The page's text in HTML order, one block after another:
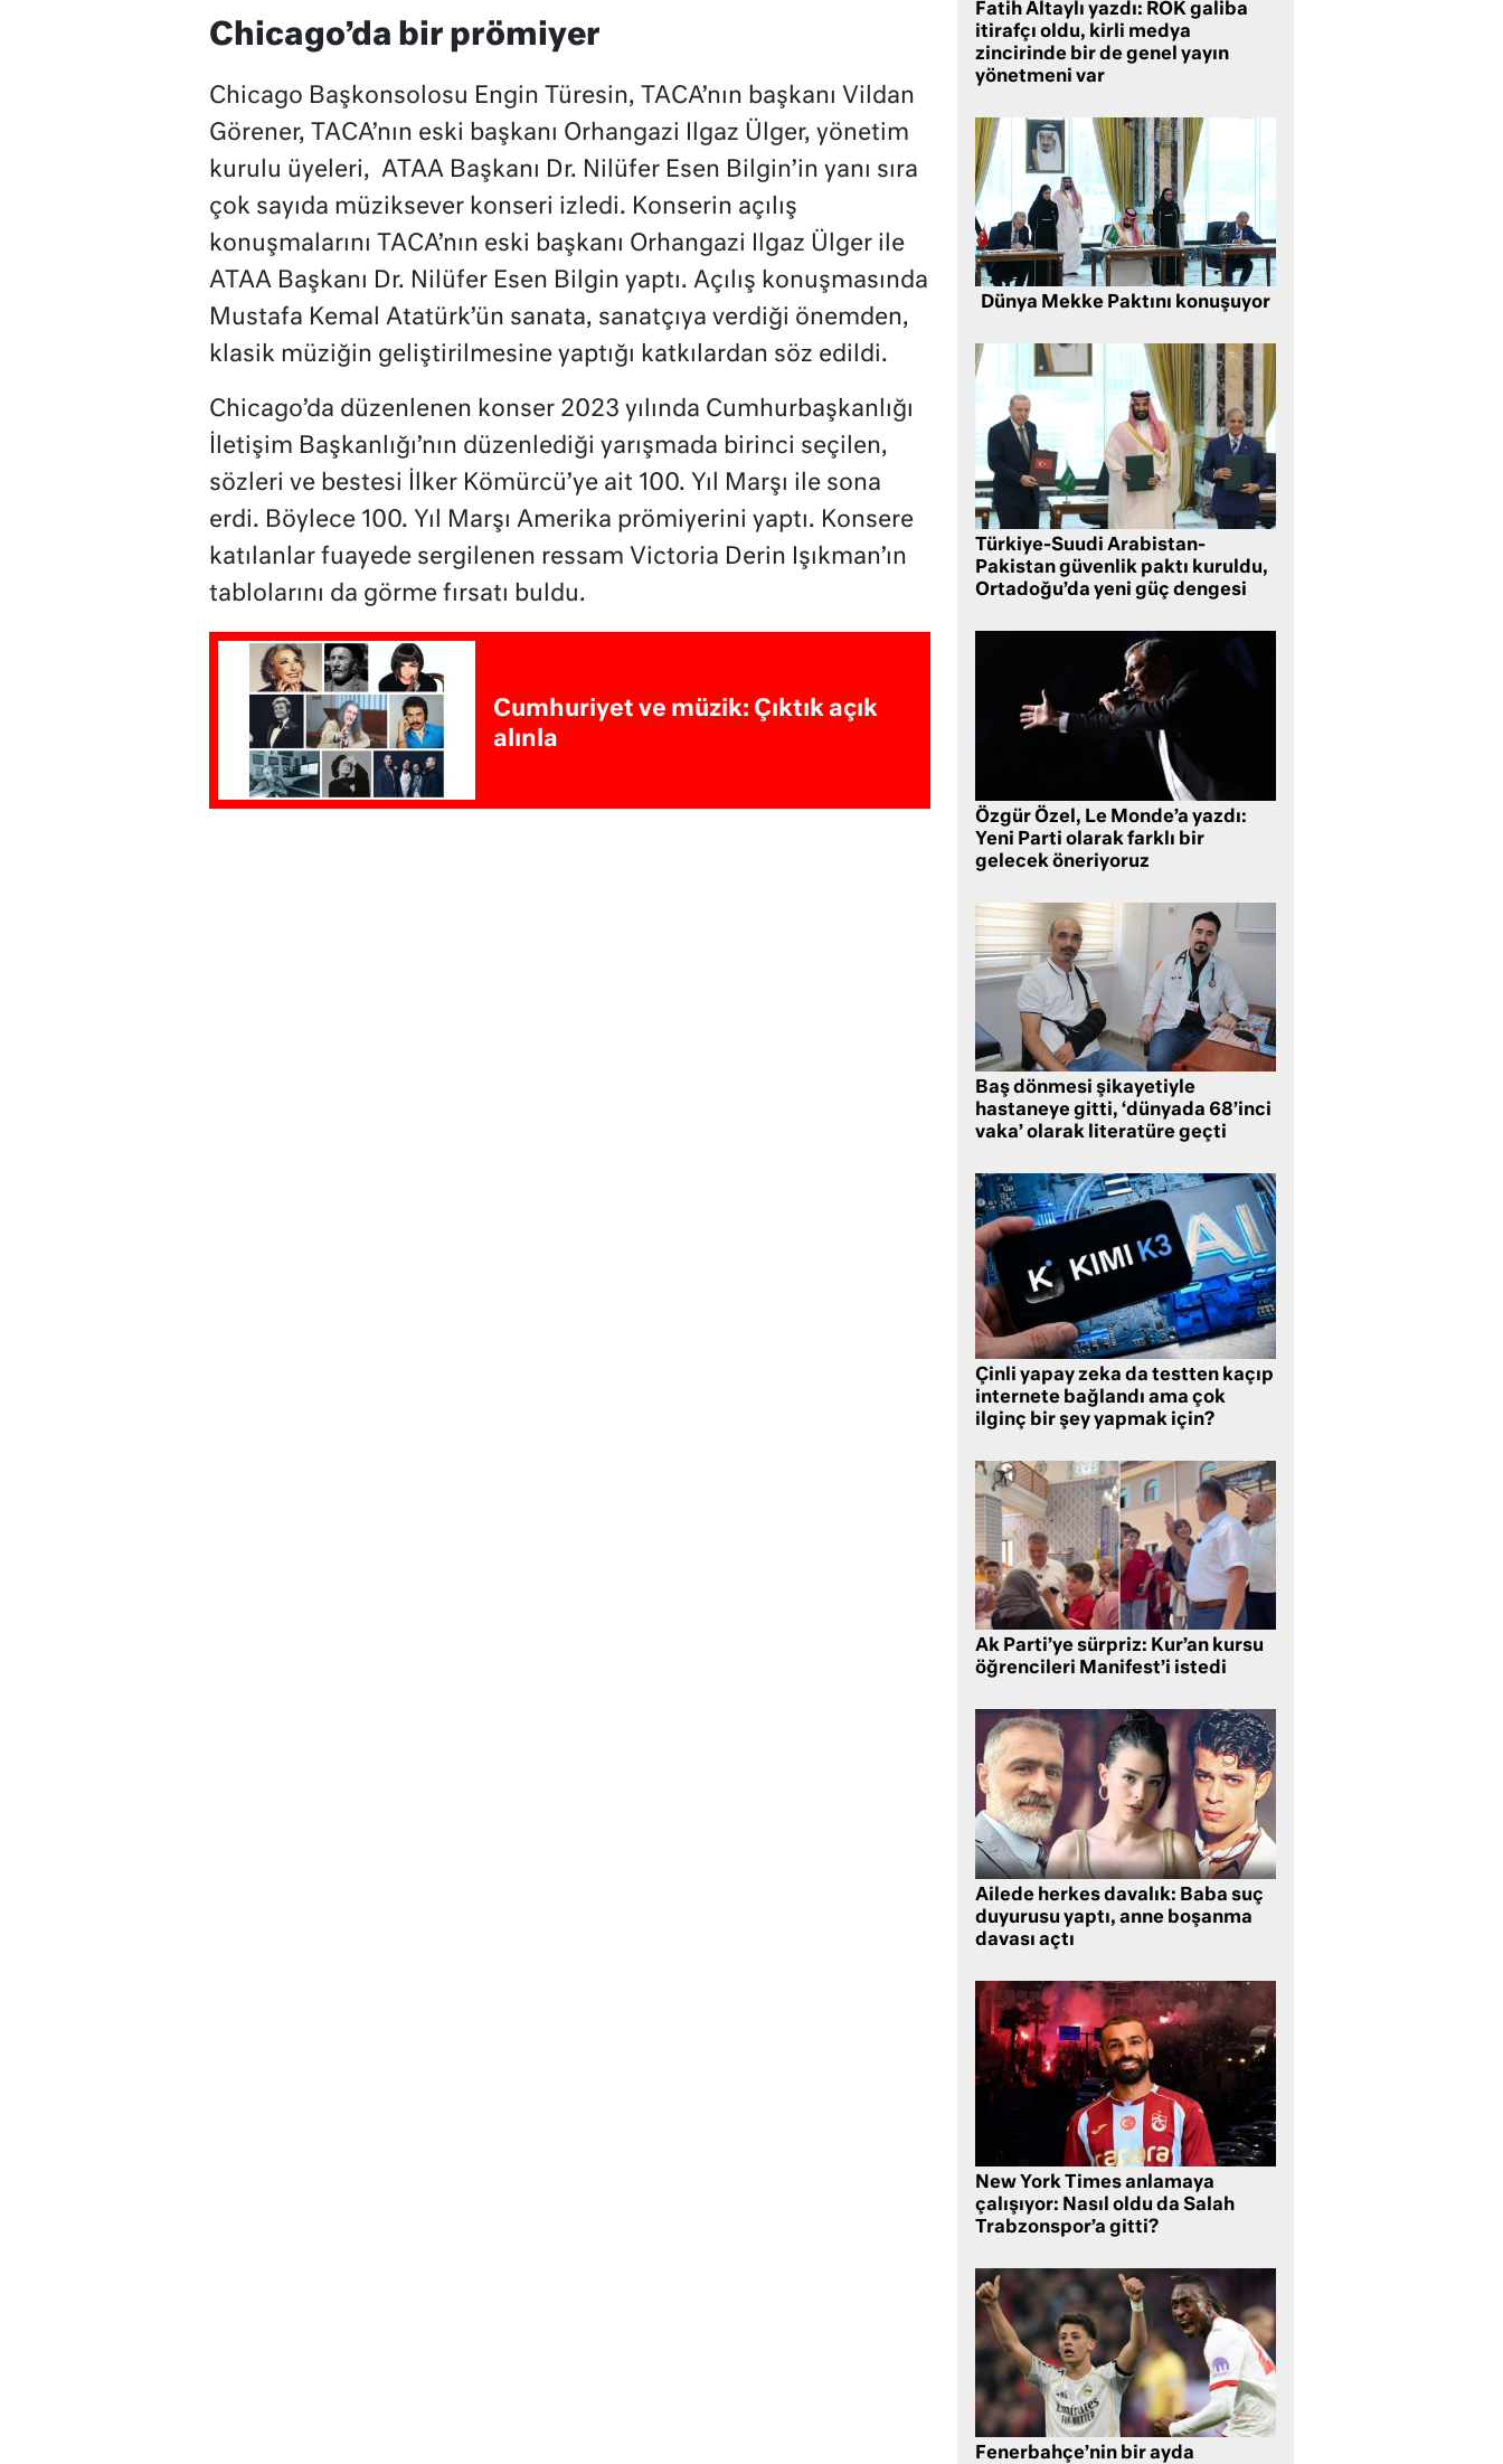
Chicago’da bir prömiyer
Chicago Başkonsolosu Engin Türesin, TACA’nın başkanı Vildan
Görener, TACA’nın eski başkanı Orhangazi Ilgaz Ülger, yönetim
kurulu üyeleri, ATAA Başkanı Dr. Nilüfer Esen Bilgin’in yanı sıra
çok sayıda müziksever konseri izledi. Konserin açılış
konuşmalarını TACA’nın eski başkanı Orhangazi Ilgaz Ülger ile
ATAA Başkanı Dr. Nilüfer Esen Bilgin yaptı. Açılış konuşmasında
Mustafa Kemal Atatürk’ün sanata, sanatçıya verdiği önemden,
klasik müziğin geliştirilmesine yaptığı katkılardan söz edildi.
Chicago’da düzenlenen konser 2023 yılında Cumhurbaşkanlığı
İletişim Başkanlığı’nın düzenlediği yarışmada birinci seçilen,
sözleri ve bestesi İlker Kömürcü’ye ait 100. Yıl Marşı ile sona
erdi. Böylece 100. Yıl Marşı Amerika prömiyerini yaptı. Konsere
katılanlar fuayede sergilenen ressam Victoria Derin Işıkman’ın
tablolarını da görme fırsatı buldu.
Cumhuriyet ve müzik: Çıktık açık
alınla
Fatih Altaylı yazdı: ROK galiba
itirafçı oldu, kirli medya
zincirinde bir de genel yayın
yönetmeni var
Dünya Mekke Paktını konuşuyor
Türkiye-Suudi Arabistan-
Pakistan güvenlik paktı kuruldu,
Ortadoğu’da yeni güç dengesi
Özgür Özel, Le Monde’a yazdı:
Yeni Parti olarak farklı bir
gelecek öneriyoruz
Baş dönmesi şikayetiyle
hastaneye gitti, ‘dünyada 68’inci
vaka’ olarak literatüre geçti
Çinli yapay zeka da testten kaçıp
internete bağlandı ama çok
ilginç bir şey yapmak için?
Ak Parti’ye sürpriz: Kur’an kursu
öğrencileri Manifest’i istedi
Ailede herkes davalık: Baba suç
duyurusu yaptı, anne boşanma
davası açtı
New York Times anlamaya
çalışıyor: Nasıl oldu da Salah
Trabzonspor’a gitti?
Fenerbahçe’nin bir ayda